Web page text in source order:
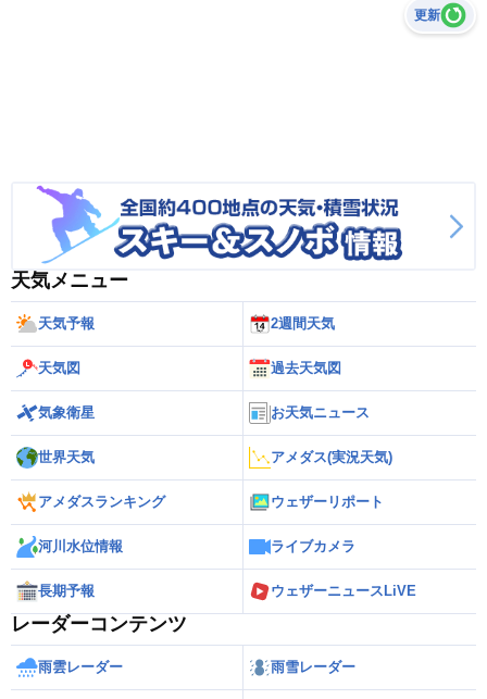
更新
天気メニュー
天気予報 2週間天気
天気図 過去天気図
気象衛星 お天気ニュース
世界天気 アメダス(実況天気)
アメダスランキング ウェザーリポート
河川水位情報 ライブカメラ
長期予報 ウェザーニュースLiVE
レーダーコンテンツ
雨雲レーダー 雨雪レーダー